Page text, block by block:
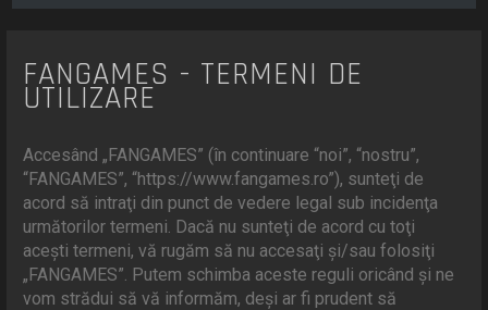
FANGAMES - TERMENI DE
UTILIZARE
Accesând „FANGAMES” (în continuare “noi”, “nostru”,
“FANGAMES”, “https://www.fangames.ro”), sunteţi de
acord să intraţi din punct de vedere legal sub incidenţa
următorilor termeni. Dacă nu sunteţi de acord cu toţi
aceşti termeni, vă rugăm să nu accesaţi şi/sau folosiţi
„FANGAMES”. Putem schimba aceste reguli oricând şi ne
vom strădui să vă informăm, deşi ar fi prudent să